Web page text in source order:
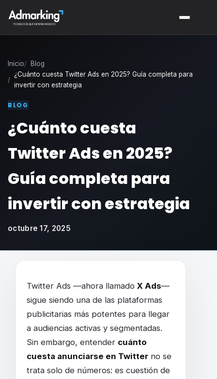
Inicio
Blog
¿Cuánto cuesta Twitter Ads en 2025? Guía completa para
invertir con estrategia
BLOG
¿Cuánto cuesta
Twitter Ads en 2025?
Guía completa para
invertir con estrategia
octubre 17, 2025
Twitter Ads —ahora llamado X Ads—
sigue siendo una de las plataformas
publicitarias más potentes para llegar
a audiencias activas y segmentadas.
Sin embargo, entender cuánto
cuesta anunciarse en Twitterno se
trata solo de números: es cuestión de